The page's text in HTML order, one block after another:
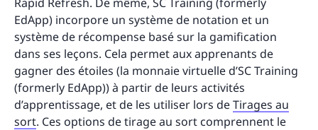
EdApp) incorpore un système de notation et un
système de récompense basé sur la gamification
dans ses leçons. Cela permet aux apprenants de
gagner des étoiles (la monnaie virtuelle d’SC Training
(formerly EdApp)) à partir de leurs activités
d’apprentissage, et de les utiliser lors deTirages au
sort. Ces options de tirage au sort comprennent le